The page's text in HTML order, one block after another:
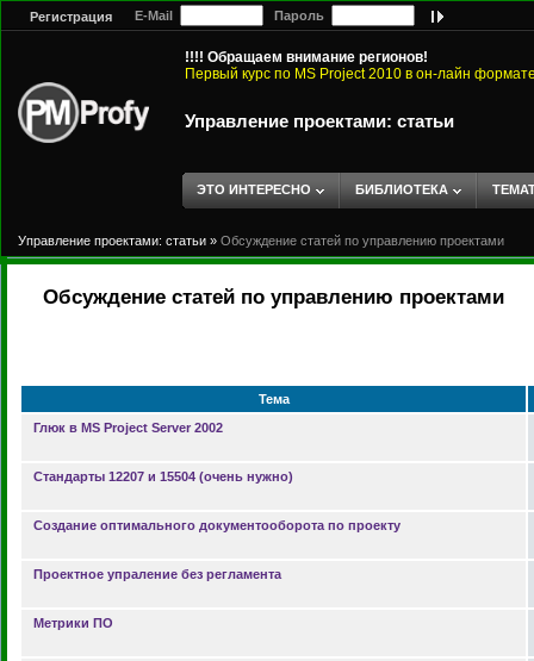
Регистрация E-Mail Пароль
!!!! Обращаем внимание регионов!
Первый курс по MS Project 2010 в он-лайн
Управление проектами: статьи
ЭТО ИНТЕРЕСНО БИБЛИОТЕКА
Управление проектами: статьи » Обсуждение статей по управлению проектами
Обсуждение статей по управлению проектами
Тема
Глюк в MS Project Server 2002
Стандарты 12207 и 15504 (очень нужно)
Создание оптимального документооборота по проекту
Проектное упраление без регламента
Mетрики ПО